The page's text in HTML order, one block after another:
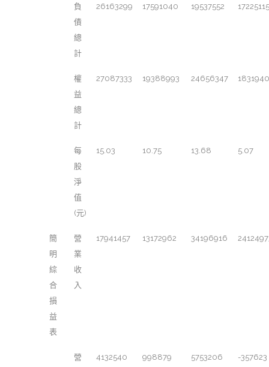
負
債
總
計
26163299 17591040 19537552 17225115
權
益
總
計
27087333 19388993 24656347
每
股
淨
值
(元)
15.03 10.75 13.68 5.07
簡
明
綜
合
損
益
表
營
業
收
入
17941457 13172962 34196916
營
4132540 998879 5753206 -357623